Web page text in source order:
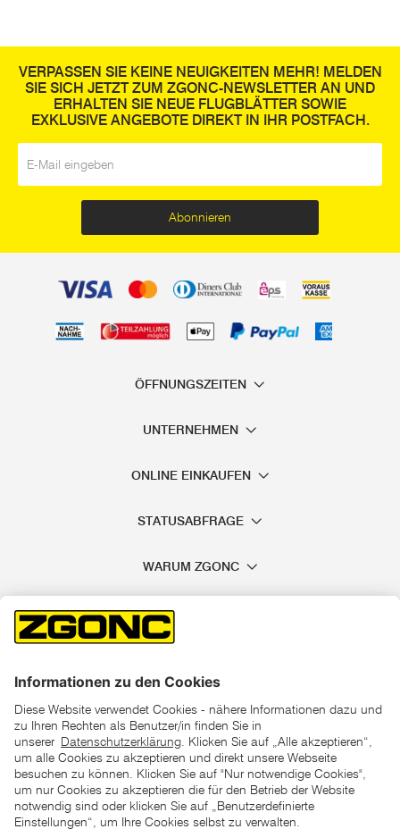
VERPASSEN SIE KEINE NEUIGKEITEN MEHR! MELDEN
SIE SICH JETZT ZUM ZGONC-NEWSLETTER AN UND
ERHALTEN SIE NEUE FLUGBLÄTTER SOWIE
EXKLUSIVE ANGEBOTE DIREKT IN IHR POSTFACH.
Abonnieren
ÖFFNUNGSZEITEN
UNTERNEHMEN
ONLINE EINKAUFEN
STATUSABFRAGE
WARUM ZGONC
*der "statt"-Preis ist der niedrigste von uns in den letzten 30
Tagen vor Beginn dieser Aktion verlangte Preis
unter den UVP Preisen auf dieser Website sind die